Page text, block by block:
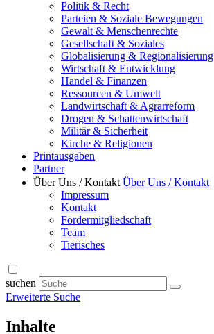
Politik & Recht
Parteien & Soziale Bewegungen
Gewalt & Menschenrechte
Gesellschaft & Soziales
Globalisierung & Regionalisierung
Wirtschaft & Entwicklung
Handel & Finanzen
Ressourcen & Umwelt
Landwirtschaft & Agrarreform
Drogen & Schattenwirtschaft
Militär & Sicherheit
Kirche & Religionen
Printausgaben
Partner
Über Uns / Kontakt Über Uns / Kontakt
Impressum
Kontakt
Fördermitgliedschaft
Team
Tierisches
suchen
Erweiterte Suche
Inhalte